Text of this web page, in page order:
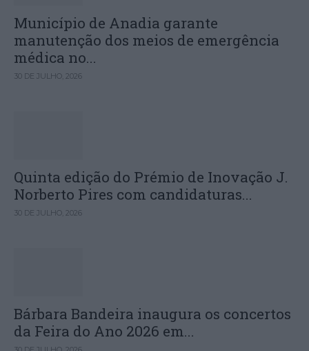
Município de Anadia garante
manutenção dos meios de emergência
médica no...
30 DE JULHO, 2026
Quinta edição do Prémio de Inovação J.
Norberto Pires com candidaturas...
30 DE JULHO, 2026
Bárbara Bandeira inaugura os concertos
da Feira do Ano 2026 em...